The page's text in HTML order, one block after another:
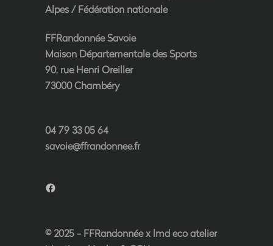
Alpes/Fédération nationale
FFRandonnée Savoie
Maison Départementale des Sports
90, rue Henri Oreiller
73000 Chambéry
04 79 33 05 64
savoie@ffrandonnee.fr
Facebook
© 2025 - FFRandonnée x lmd eco atelier